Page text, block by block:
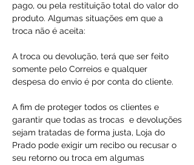
pago, ou pela restituição total do valor do
produto. Algumas situações em que a
troca não é aceita:
A troca ou devolução, terá que ser feito
somente pelo Correios e qualquer
despesa do envio é por conta do cliente.
A fim de proteger todos os clientes e
garantir que todas as trocas e devoluções
sejam tratadas de forma justa, Loja do
Prado pode exigir um recibo ou recusar o
seu retorno ou troca em algumas